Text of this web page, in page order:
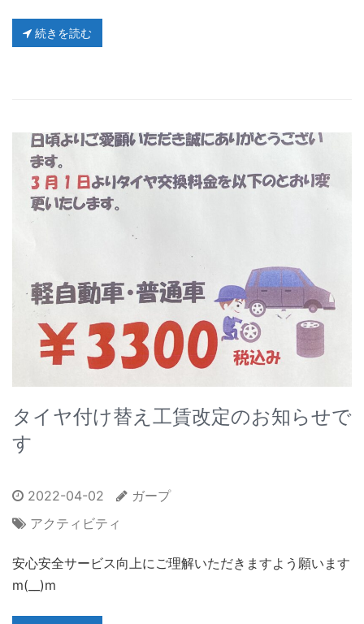
続きを読む
タイヤ付け替え工賃改定のお知らせで
す
2022-04-02
ガープ
アクティビティ
安心安全サービス向上にご理解いただきますよう願います
m(__)m